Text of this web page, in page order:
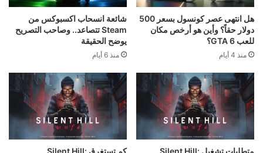
هل انتهى عصر كونسول بسعر 500
دولار حقاً؟ وأين هو أرخص مكان
للعب GTA 6؟
منذ 4 أيام
شائعة انسحاب اكسبوكس من
Steam تتصاعد.. وصاحب التصريح
يوضح الحقيقة
منذ 6 أيام
متطلبات تشغيل Silent Hill:
كم تستغرق Silent Hill: